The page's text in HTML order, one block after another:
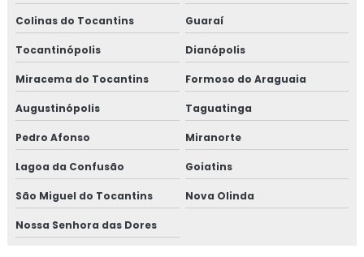
Colinas do Tocantins Guaraí
Tocantinópolis Dianópolis
Miracema do Tocantins Formoso do Araguaia
Augustinópolis Taguatinga
Pedro Afonso Miranorte
Lagoa da Confusão Goiatins
São Miguel do Tocantins Nova Olinda
Nossa Senhora das Dores